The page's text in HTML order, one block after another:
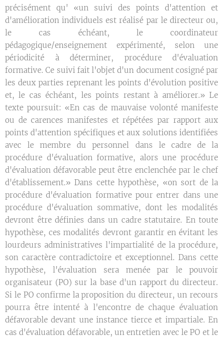
précisément qu' «un suivi des points d'attention et
d'amélioration individuels est réalisé par le directeur ou,
le cas échéant, le coordinateur
pédagogique/enseignement expérimenté, selon une
périodicité à déterminer, procédure d'évaluation
formative. Ce suivi fait l'objet d'un document cosigné par
les deux parties reprenant les points d'évolution positive
et, le cas échéant, les points restant à améliorer.» Le
texte poursuit: «En cas de mauvaise volonté manifeste
ou de carences manifestes et répétées par rapport aux
points d'attention spécifiques et aux solutions identifiées
avec le membre du personnel dans le cadre de la
procédure d'évaluation formative, alors une procédure
d'évaluation défavorable peut être enclenchée par le chef
d'établissement.» Dans cette hypothèse, «on sort de la
procédure d'évaluation formative pour entrer dans une
procédure d'évaluation sommative, dont les modalités
devront être définies dans un cadre statutaire. En toute
hypothèse, ces modalités devront garantir en évitant les
lourdeurs administratives l'impartialité de la procédure,
son caractère contradictoire et exceptionnel. Dans cette
hypothèse, l'évaluation sera menée par le pouvoir
organisateur (PO) sur la base d'un rapport du directeur.
Si le PO confirme la proposition du directeur, un recours
pourra être intenté à l'encontre de chaque évaluation
défavorable devant une instance tierce et impartiale. En
cas d'évaluation défavorable, un entretien avec le PO et le